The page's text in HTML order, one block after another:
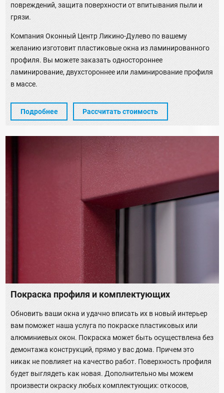
повреждений, защита поверхности от впитывания пыли и
грязи.
Компания Оконный Центр Ликино-Дулево по вашему
желанию изготовит пластиковые окна из ламинированного
профиля. Вы можете заказать одностороннее
ламинирование, двухстороннее или ламинирование профиля
в массе.
Подробнее Рассчитать стоимость
Покраска профиля и комплектующих
Обновить ваши окна и удачно вписать их в новый интерьер
вам поможет наша услуга по покраске пластиковых или
алюминиевых окон. Покраска может быть осуществлена без
демонтажа конструкций, прямо у вас дома. Причем это
никак не повлияет на качество работ. Поверхность профиля
будет выглядеть как новая. Дополнительно мы можем
произвести окраску любых комплектующих: откосов,